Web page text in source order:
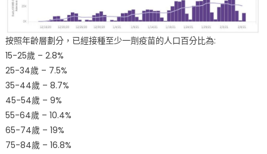
按照年齡層劃分，已經接種至少一劑疫苗的人口百分比為:
15-25歲 – 2.8%
25-34歲 – 7.5%
35-44歲 – 8.7%
45-54歲 – 9%
55-64歲 – 10.4%
65-74歲 – 19%
75-84歲 – 16.8%